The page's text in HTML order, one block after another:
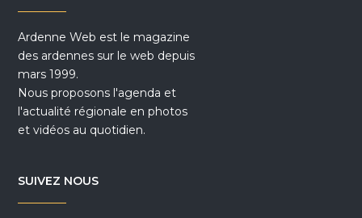
Ardenne Web est le magazine
des ardennes sur le web depuis
mars 1999.
Nous proposons l'agenda et
l'actualité régionale en photos
et vidéos au quotidien.
SUIVEZ NOUS